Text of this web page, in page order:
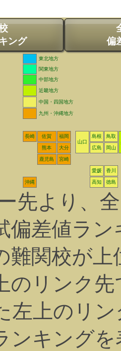
ング
偏
東北地方
関東地方
中部地方
近畿地方
中国・四国地方
九州・沖縄地方
長崎 佐賀
福岡
山口
島根
鳥取
熊本
大分 広島 岡山
鹿児島 宮崎
愛媛 香川
沖縄 高知 徳島
先より、
偏差値ラ
難関校が
のリンク
左上のリ
ンキング